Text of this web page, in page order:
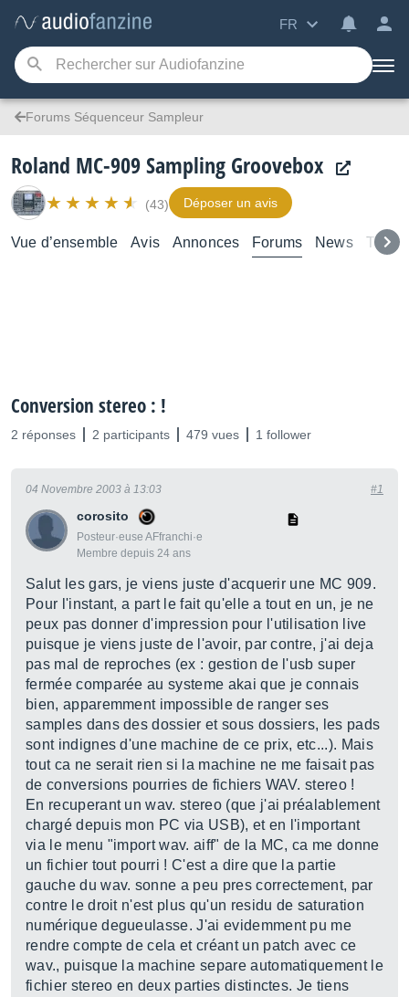
FR
Forums Séquenceur Sampleur
Roland MC-909 Sampling Groovebox
(43) Déposer un avis
Vue d’ensemble Avis Annonces Forums News Test
Conversion stereo : !
2 réponses 2 participants 479 vues 1 follower
corosito
Posteur·euse AFfranchi·e
Membre depuis 24 ans
04 Novembre 2003 à 13:03 #1
Salut les gars, je viens juste d'acquerir une MC 909.
Pour l'instant, a part le fait qu'elle a tout en un, je ne
peux pas donner d'impression pour l'utilisation live
puisque je viens juste de l'avoir, par contre, j'ai deja
pas mal de reproches (ex : gestion de l'usb super
fermée comparée au systeme akai que je connais
bien, apparemment impossible de ranger ses
samples dans des dossier et sous dossiers, les pads
sont indignes d'une machine de ce prix, etc...). Mais
tout ca ne serait rien si la machine ne me faisait pas
de conversions pourries de fichiers WAV. stereo !
En recuperant un wav. stereo (que j'ai préalablement
chargé depuis mon PC via USB), et en l'important
via le menu "import wav. aiff" de la MC, ca me donne
un fichier tout pourri ! C'est a dire que la partie
gauche du wav. sonne a peu pres correctement, par
contre le droit n'est plus qu'un residu de saturation
numérique degueulasse. J'ai evidemment pu me
rendre compte de cela et créant un patch avec ce
wav., puisque la machine separe automatiquement le
fichier stereo en deux parties distinctes. Je tiens